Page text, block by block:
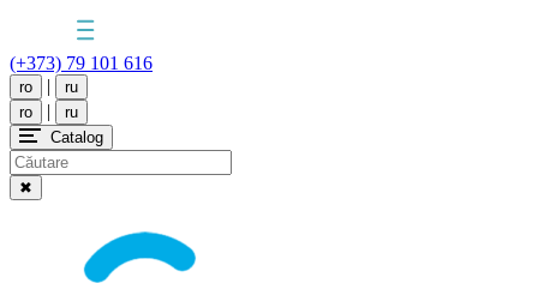
(+373) 79 101 616
ro |
ru
ro
|
ru
Catalog
✖